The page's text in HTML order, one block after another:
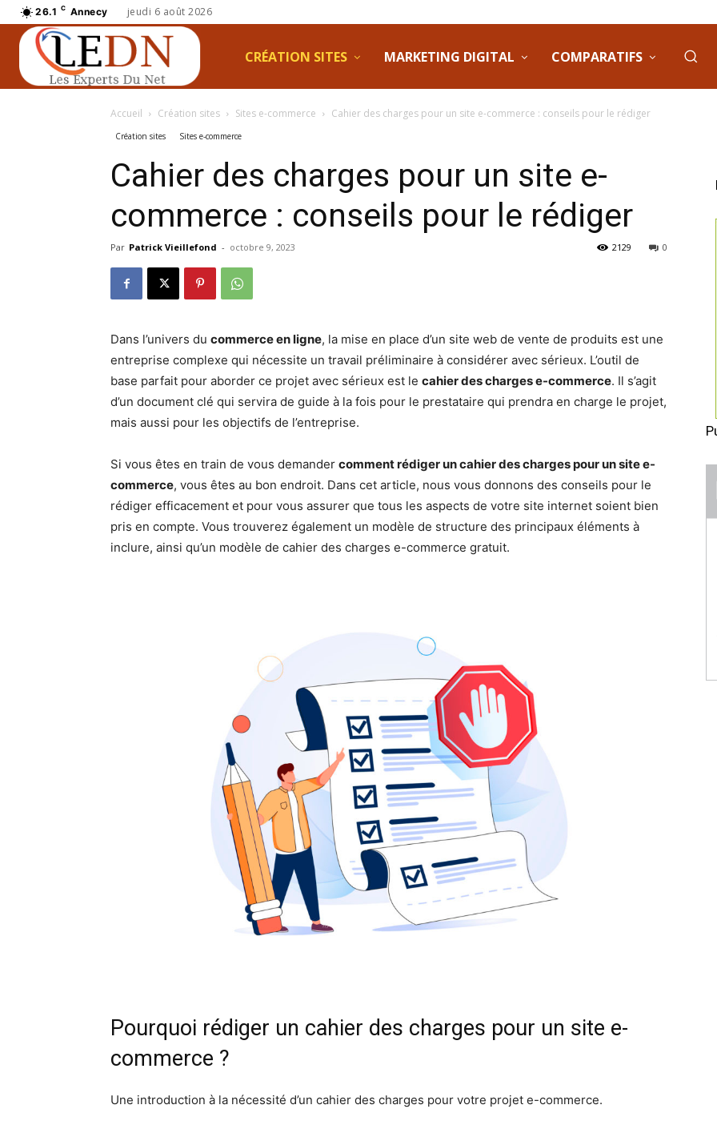
26.1 C Annecy jeudi 6 août 2026
CRÉATION SITES MARKETING DIGITAL COMPARATIFS
Accueil Création sites Sites e-commerce Cahier des charges pour un site e-commerce : conseils pour le rédiger
Création sites Sites e-commerce
Cahier des charges pour un site e-
commerce : conseils pour le rédiger
Par Patrick Vieillefond - octobre 9, 2023 0
2129
Dans l’univers du commerce en ligne, la mise en place d’un site web de vente de produits est une
entreprise complexe qui nécessite un travail préliminaire à considérer avec sérieux. L’outil de
base parfait pour aborder ce projet avec sérieux est le cahier des charges e-commerce. Il s’agit
d’un document clé qui servira de guide à la fois pour le prestataire qui prendra en charge le projet,
mais aussi pour les objectifs de l’entreprise.
Si vous êtes en train de vous demander comment rédiger un cahier des charges pour un site e-
commerce, vous êtes au bon endroit. Dans cet article, nous vous donnons des conseils pour le
rédiger efficacement et pour vous assurer que tous les aspects de votre site internet soient bien
pris en compte. Vous trouverez également un modèle de structure des principaux éléments à
inclure, ainsi qu’un modèle de cahier des charges e-commerce gratuit.
Pourquoi rédiger un cahier des charges pour un site e-
commerce ?
Une introduction à la nécessité d’un cahier des charges pour votre projet e-commerce.